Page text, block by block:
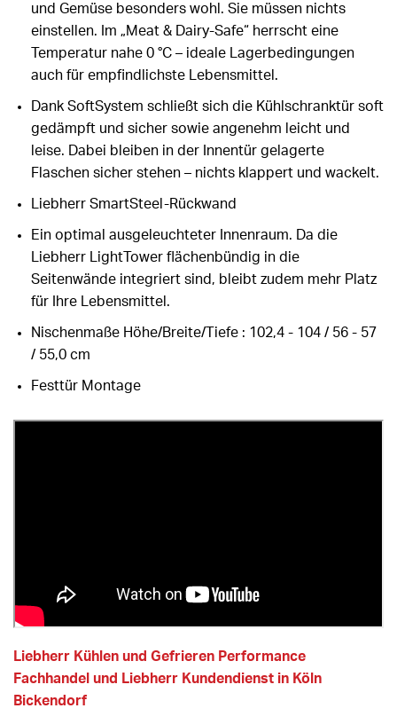
und Gemüse besonders wohl. Sie müssen nichts
einstellen. Im „Meat & Dairy-Safe“ herrscht eine
Temperatur nahe 0 °C – ideale Lagerbedingungen
auch für empfindlichste Lebensmittel.
Dank SoftSystem schließt sich die Kühlschranktür soft
gedämpft und sicher sowie angenehm leicht und
leise. Dabei bleiben in der Innentür gelagerte
Flaschen sicher stehen – nichts klappert und wackelt.
Liebherr SmartSteel-Rückwand
Ein optimal ausgeleuchteter Innenraum. Da die
Liebherr LightTower flächenbündig in die
Seitenwände integriert sind, bleibt zudem mehr Platz
für Ihre Lebensmittel.
Nischenmaße Höhe/Breite/Tiefe : 102,4 - 104 / 56 - 57
/ 55,0 cm
Festtür Montage
Liebherr Kühlen und Gefrieren Performance
Fachhandel und Liebherr Kundendienst in Köln
Bickendorf